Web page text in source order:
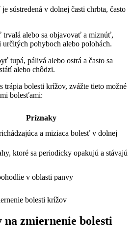
sústredená v dolnej časti chrbta, často
alebo sa objavovať a miznúť,
pohyboch alebo polohách.
tupá, pálivá alebo ostrá a často sa
alebo chôdzi.
trápia bolesti krížov, zvážte tieto možné
bolesťami:
Príznaky
a miziaca bolesť v dolnej
ktoré sa periodicky opakujú a stávajú
v oblasti panvy
zmiernenie bolesti